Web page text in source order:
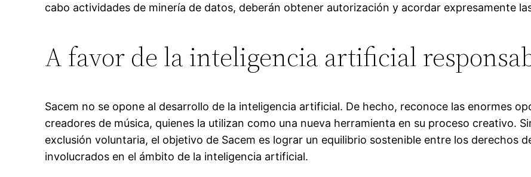
cabo actividades de minería de datos, deberán obtener autorización y acordar expresamente
A favor de la inteligencia artificial
Sacem no se opone al desarrollo de la inteligencia artificial. De hecho, reconoce las enormes
creadores de música, quienes la utilizan como una nueva herramienta en su proceso creativo.
exclusión voluntaria, el objetivo de Sacem es lograr un equilibrio sostenible entre los derechos
involucrados en el ámbito de la inteligencia artificial.